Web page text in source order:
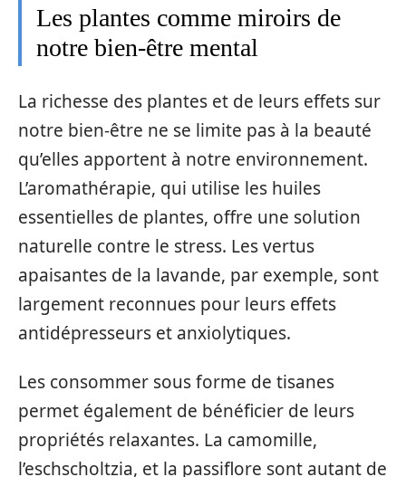
Les plantes comme miroirs de
notre bien-être mental
La richesse des plantes et de leurs effets sur
notre bien-être ne se limite pas à la beauté
qu’elles apportent à notre environnement.
L’aromathérapie, qui utilise les huiles
essentielles de plantes, offre une solution
naturelle contre le stress. Les vertus
apaisantes de la lavande, par exemple, sont
largement reconnues pour leurs effets
antidépresseurs et anxiolytiques.
Les consommer sous forme de tisanes
permet également de bénéficier de leurs
propriétés relaxantes. La camomille,
l’eschscholtzia, et la passiflore sont autant de